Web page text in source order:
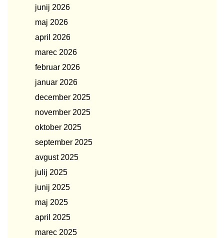
junij 2026
maj 2026
april 2026
marec 2026
februar 2026
januar 2026
december 2025
november 2025
oktober 2025
september 2025
avgust 2025
julij 2025
junij 2025
maj 2025
april 2025
marec 2025